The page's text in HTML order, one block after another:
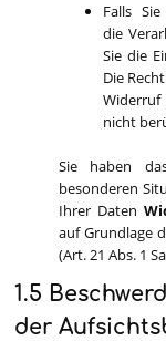
Falls
die
Sie die
Die
Widerruf
nicht
Sie haben
besonderen
Ihrer Daten
auf Grundlage
(Art. 21 Abs. 1
1.5
der